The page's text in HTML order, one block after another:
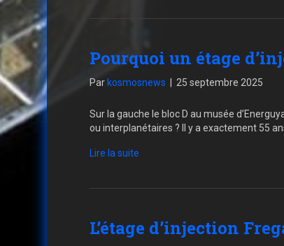
Pourquoi un étage
Par kosmosnews 25 septembre 2025
Sur la gauche le bloc D au musée
ou interplanétaires ? Il y a exactement 55
Lire la suite
L’étage d’injection